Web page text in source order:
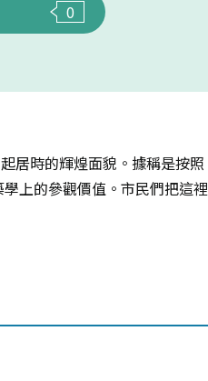
0
居時的輝煌面貌。據稱是按照
上的參觀價值。市民們把這裡